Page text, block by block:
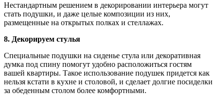
Нестандартным решением в декорировании интерьера могут
стать подушки, и даже целые композиции из них,
размещенные на открытых полках и стеллажах.
8. Декорируем стулья
Специальные подушки на сиденье стула или декоративная
думка под спину помогут удобно расположиться гостям
вашей квартиры. Такое использование подушек придется как
нельзя кстати в кухне и столовой, и сделает долгие посиделки
за обеденным столом более комфортными.